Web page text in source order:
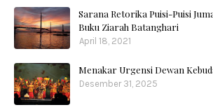
Sarana Retorika Puisi-Puisi
Buku Ziarah Batanghari
April 18, 2021
Menakar Urgensi Dewan
Desember 31, 2025